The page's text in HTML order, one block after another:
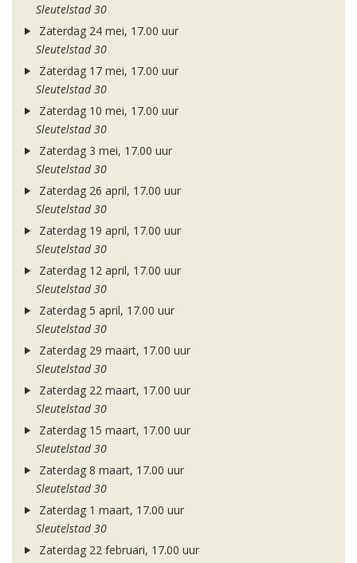
Sleutelstad 30
Zaterdag 24 mei, 17.00 uur
Sleutelstad 30
Zaterdag 17 mei, 17.00 uur
Sleutelstad 30
Zaterdag 10 mei, 17.00 uur
Sleutelstad 30
Zaterdag 3 mei, 17.00 uur
Sleutelstad 30
Zaterdag 26 april, 17.00 uur
Sleutelstad 30
Zaterdag 19 april, 17.00 uur
Sleutelstad 30
Zaterdag 12 april, 17.00 uur
Sleutelstad 30
Zaterdag 5 april, 17.00 uur
Sleutelstad 30
Zaterdag 29 maart, 17.00 uur
Sleutelstad 30
Zaterdag 22 maart, 17.00 uur
Sleutelstad 30
Zaterdag 15 maart, 17.00 uur
Sleutelstad 30
Zaterdag 8 maart, 17.00 uur
Sleutelstad 30
Zaterdag 1 maart, 17.00 uur
Sleutelstad 30
Zaterdag 22 februari, 17.00 uur